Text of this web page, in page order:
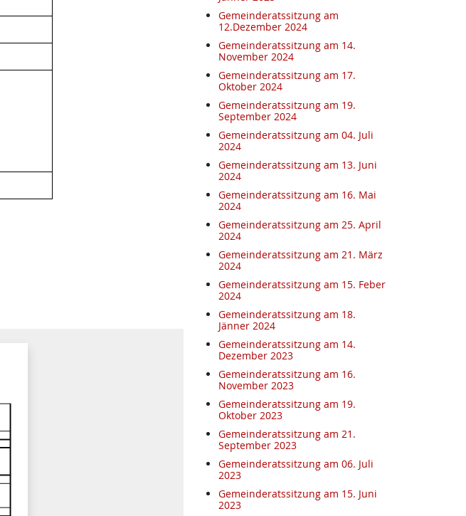
Gemeinderatssitzung am
12.Dezember 2024
Gemeinderatssitzung am 14.
November 2024
Gemeinderatssitzung am 17.
Oktober 2024
Gemeinderatssitzung am 19.
September 2024
Gemeinderatssitzung am 04. Juli
2024
Gemeinderatssitzung am 13. Juni
2024
Gemeinderatssitzung am 16. Mai
2024
Gemeinderatssitzung am 25. April
2024
Gemeinderatssitzung am 21. März
2024
Gemeinderatssitzung am 15. Feber
2024
Gemeinderatssitzung am 18.
Jänner 2024
Gemeinderatssitzung am 14.
Dezember 2023
Gemeinderatssitzung am 16.
November 2023
Gemeinderatssitzung am 19.
Oktober 2023
Gemeinderatssitzung am 21.
September 2023
Gemeinderatssitzung am 06. Juli
2023
Gemeinderatssitzung am 15. Juni
2023